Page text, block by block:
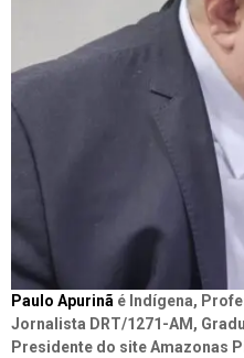
Paulo Apurinã é Indígena,
Jornalista DRT/1271-AM,
Presidente do site Amazonas